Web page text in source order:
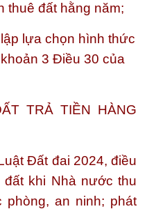
thuê đất hằng năm;
lựa chọn hình thức
3 Điều 30 của
TRẢ TIỀN HÀNG
Đất đai 2024, điều
khi Nhà nước thu
phòng, an ninh; phát